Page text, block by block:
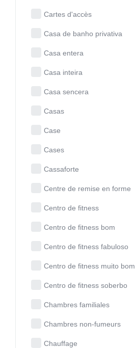
Cartes d'accès
Casa de banho privativa
Casa entera
Casa inteira
Casa sencera
Casas
Case
Cases
Cassaforte
Centre de remise en forme
Centro de fitness
Centro de fitness bom
Centro de fitness fabuloso
Centro de fitness muito bom
Centro de fitness soberbo
Chambres familiales
Chambres non-fumeurs
Chauffage